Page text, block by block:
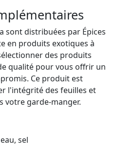
sont distribuées par Épices
en produits exotiques à
des produits
qualité pour vous offrir un
Ce produit est
l'intégrité des feuilles et
votre garde-manger.
sel